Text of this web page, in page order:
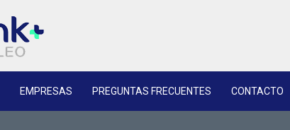
EMPRESAS PREGUNTAS FRECUENTES CONTACTO